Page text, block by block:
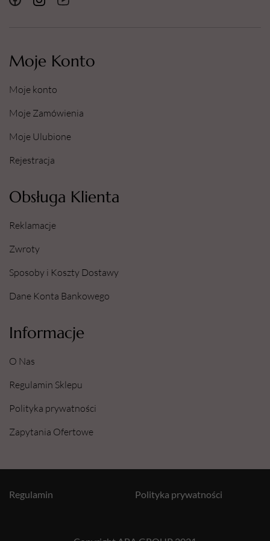
Moje Konto
Moje konto
Moje Zamówienia
Moje Ulubione
Rejestracja
Obsługa Klienta
Reklamacje
Zwroty
Sposoby i Koszty Dostawy
Dane Konta Bankowego
Informacje
O Nas
Regulamin Sklepu
Polityka prywatności
Zapytania Ofertowe
Polityka prywatności
Regulamin